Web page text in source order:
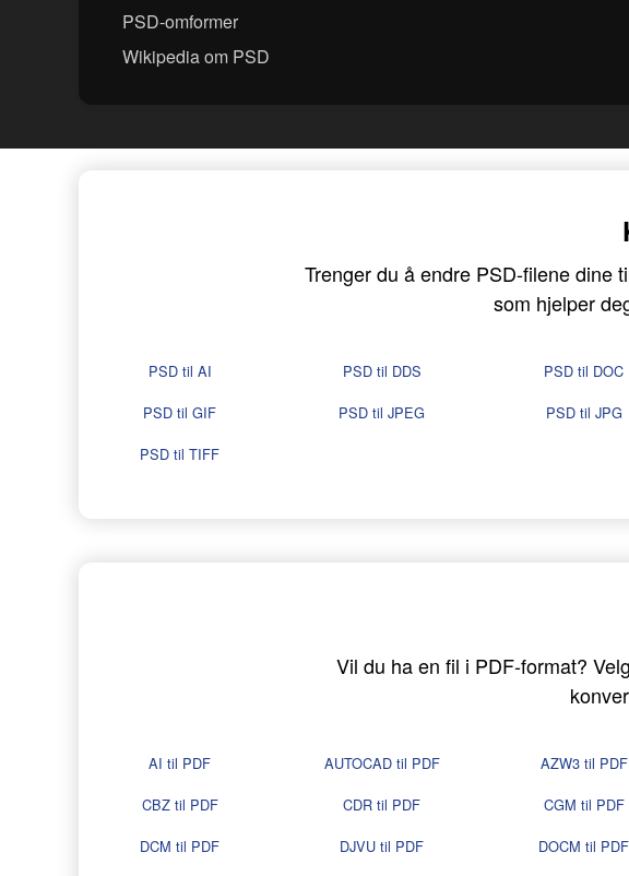
PSD-omformer
Wikipedia om PSD
Trenger du å endre PSD-filene dine
som hjelper
PSD til AI PSD til DDS PSD til DOC
PSD til GIF
PSD til JPEG PSD til JPG
PSD til TIFF
Vil du ha en fil i PDF-format?
AI til PDF AUTOCAD til PDF AZW3 til PDF
CBZ til PDF
CDR til PDF CGM til PDF
DCM til PDF
DJVU til PDF DOCM til PDF